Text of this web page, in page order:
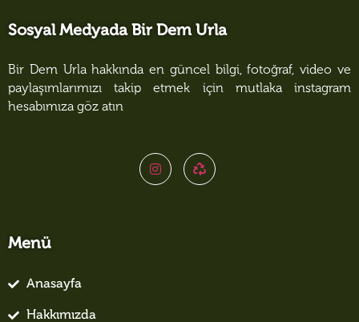
Sosyal Medyada Bir Dem Urla
Bir Dem Urla hakkında en güncel bilgi, fotoğraf, video ve
paylaşımlarımızı takip etmek için mutlaka instagram
hesabımıza göz atın
Menü
Anasayfa
Hakkımızda